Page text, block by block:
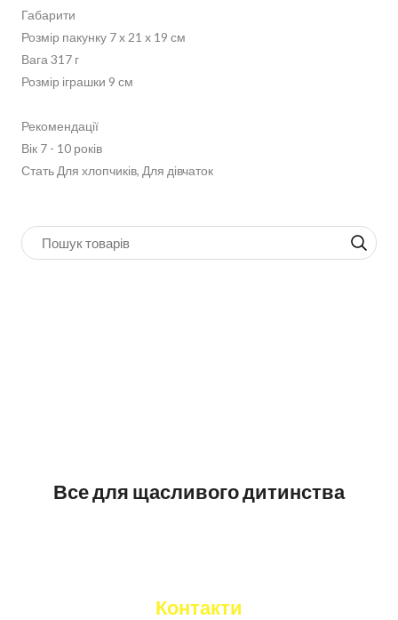
Габарити
Розмір пакунку 7 x 21 x 19 см
Вага 317 г
Розмір іграшки 9 см
Рекомендації
Вік 7 - 10 років
Стать Для хлопчиків, Для дівчаток
Все для щасливого дитинства
Контакти